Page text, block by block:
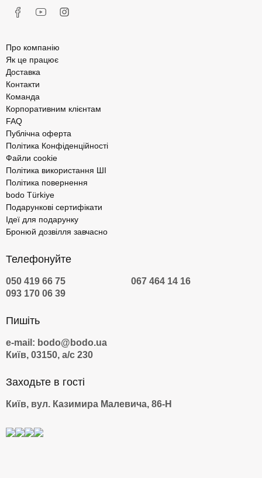
Про компанію
Як це працює
Доставка
Контакти
Команда
Корпоративним клієнтам
FAQ
Публічна оферта
Політика Конфіденційності
Файли cookie
Політика використання ШІ
Політика повернення
bodo Türkiye
Подарункові сертифікати
Ідеї для подарунку
Бронюй дозвілля завчасно
Телефонуйте
050 419 66 75
067 464 14 16
093 170 06 39
Пишіть
e-mail: bodo@bodo.ua
Київ, 03150, а/с 230
Заходьте в гості
Київ, вул. Казимира Малевича, 86-Н